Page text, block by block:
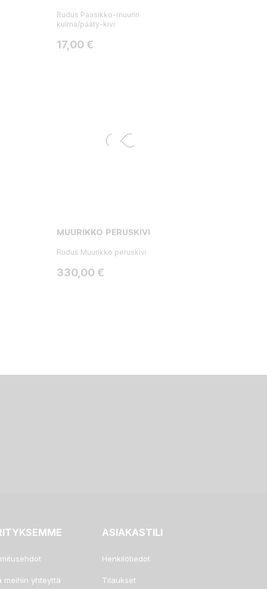
Rudus Paasikko-muurin
kulma/pääty-kivi
Hinta
17,00 €
MUURIKKO PERUSKIVI
Rudus Muurikko peruskivi
Hinta
330,00 €
meihin yhteyttä
ASIAKASTILI
Henkilötiedot
Tilaukset